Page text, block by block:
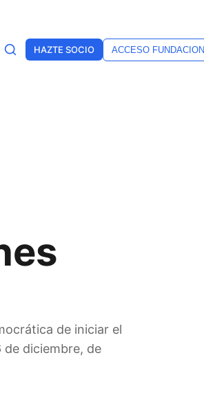
HAZTE SOCIO ACCESO
de iniciar el
de diciembre, de